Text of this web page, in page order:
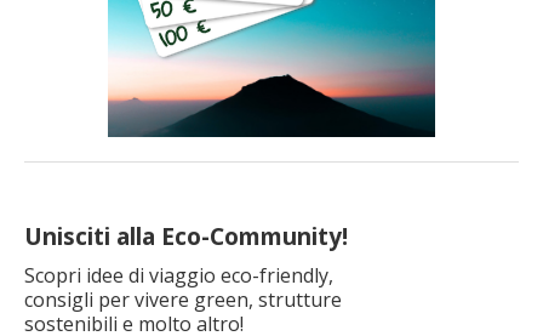
Unisciti alla Eco-Community!
Scopri idee di viaggio eco-friendly,
consigli per vivere green, strutture
sostenibili e molto altro!